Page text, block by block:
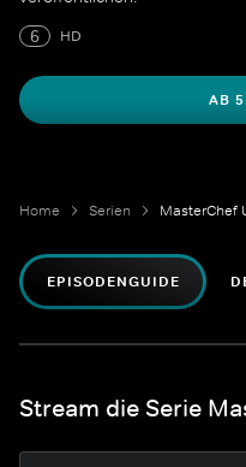
6
HD
AB
Home Serien MasterChef
EPISODENGUIDE
Stream die Serie